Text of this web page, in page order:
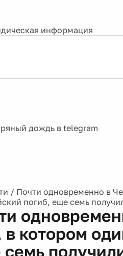
информация
/ Почти одновременно в
погиб, еще семь
в котором